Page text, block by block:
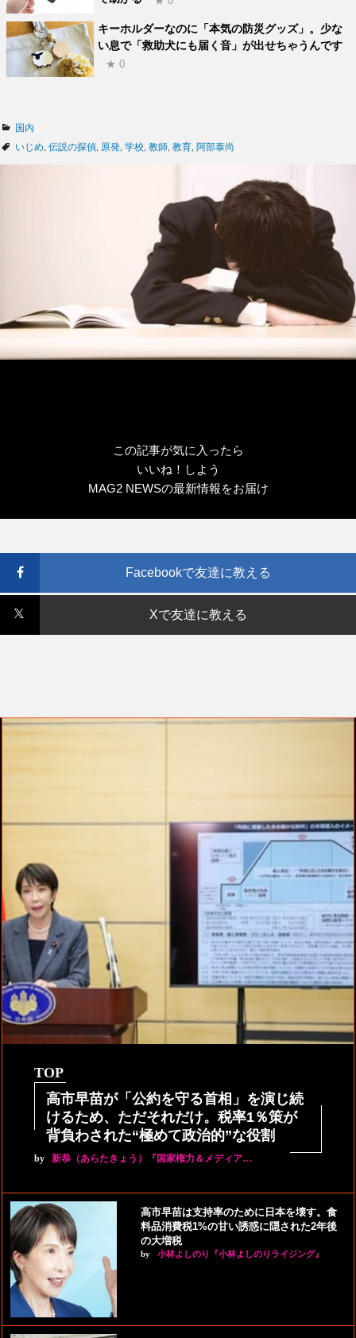
キーホルダーなのに「本気の防災グッズ」。少な
い息で「救助犬にも届く音」が出せちゃうんです
★ 0
カ
テ
国内
タ
いじめ 伝説の探偵 原発 学校 教師 教育 阿部泰尚
この記事が気に入ったら
いいね！しよう
MAG2 NEWSの最新情報をお届け
Facebookで友達に教える
Xで友達に教える
TOP
高市早苗が「公約を守る首相」を演じ続
けるため、ただそれだけ。税率1％策が
背負わされた“極めて政治的”な役割
by 新恭（あらたきょう）『国家権力＆メディア…
高市早苗は支持率のために日本を壊す。食
料品消費税1%の甘い誘惑に隠された2年後
の大増税
by 小林よしのり『小林よしのりライジング』